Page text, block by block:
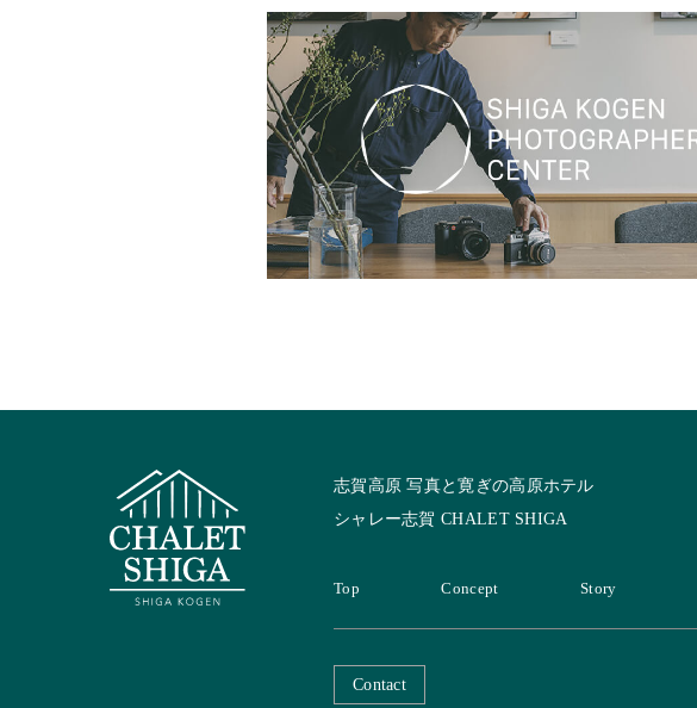
志賀高原 写真と寛ぎの高原ホテル
シャレー志賀 CHALET SHIGA
Top Concept Story
Contact